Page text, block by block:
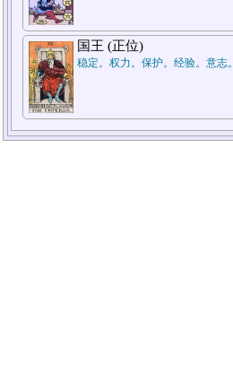
国王 (正位)
稳定。权力。保护。经验。意志。